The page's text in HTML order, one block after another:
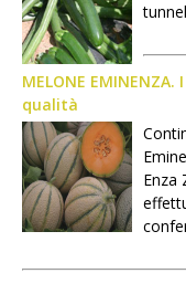
MELONE
qualità
Enza